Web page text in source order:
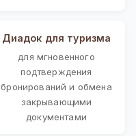
Диадок для туризма
для мгновенного
подтверждения
бронирований и обмена
закрывающими
документами